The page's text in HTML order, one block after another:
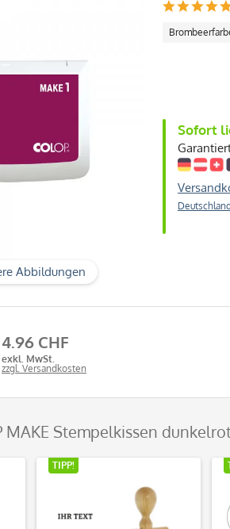
Abbildungen
Sofort
4.96 CHF
exkl. MwSt.
zzgl. Versandkosten
MAKE Stempelkissen
TIPP!